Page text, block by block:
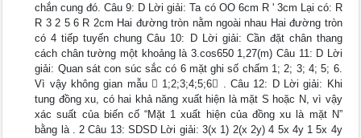
chắn cung đó. Câu 9: D Lời giải: Ta có OO 6cm R ' 3cm Lại có: R
R 3 2 5 6 R 2cm Hai đường tròn nằm ngoài nhau Hai đường tròn
có 4 tiếp tuyến chung Câu 10: D Lời giải: Cần đặt chân thang
cách chân tường một khoảng là 3.cos650 1,27(m) Câu 11: D Lời
giải: Quan sát con súc sắc có 6 mặt ghi số chấm 1; 2; 3; 4; 5; 6.
Vì vậy không gian mẫu  1;2;3;4;5;6 . Câu 12: D Lời giải: Khi
tung đồng xu, có hai khả năng xuất hiện là mặt S hoặc N, vì vậy
xác suất của biến cố “Mặt 1 xuất hiện của đồng xu là mặt N”
bằng là . 2 Câu 13: SDSD Lời giải: 3(x 1) 2(x 2y) 4 5x 4y 1 5x 4y